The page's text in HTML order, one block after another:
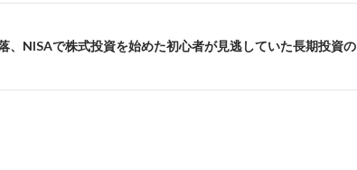
、NISAで株式投資を始めた初心者が見逃していた長期投資の